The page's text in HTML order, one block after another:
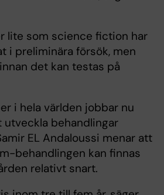
lite som science fiction har
i preliminära försök, men
det kan testas på
i hela världen jobbar nu
behandlingar
EL Andaloussi menar att
behandlingen kan finnas
relativt snart.